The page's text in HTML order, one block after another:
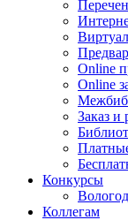
Online
Online
Заказ и
Конкурсы
Коллегам